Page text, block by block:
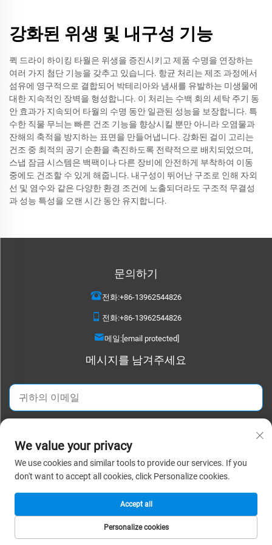
강화된 위생 및 내구성 기능
퀵 드라이 하이킹 타월은 위생을 증진시키고 제품 수명을 연장하는
여러 가지 첨단 기능을 갖추고 있습니다. 항균 처리는 제조 과정에서
섬유에 영구적으로 결합되어 박테리아와 냄새를 유발하는 미생물에
대한 지속적인 장벽을 형성합니다. 이 처리는 수백 회의 세탁 주기 동
안 효과가 지속되어 타월의 수명 동안 일관된 성능을 보장합니다. 특
수한 직물 무늬는 빠른 건조 기능을 향상시킬 뿐만 아니라 오염물과
잔해의 축적을 방지하는 표면을 만들어냅니다. 강화된 걸이 고리는
건조 중 최적의 공기 순환을 촉진하도록 전략적으로 배치되었으며,
스냅 잠금 시스템은 백팩이나 다른 장비에 안전하게 부착하여 이동
중에도 건조할 수 있게 해줍니다. 내구성이 뛰어난 구조로 인해 자외
선 및 염수와 같은 다양한 환경 조건에 노출되더라도 구조적 무결성
과 성능 특성을 오랜 시간 동안 유지합니다.
문의하기
전화:+86-13962544826
전화:+86-13962544826
메일:[email protected]
메시지를 남겨주세요
저작권 © 2025 수저우 디타오 텍스타일 주식회사. 모든 권리 보유. |
보호정책
We value your privacy
We use cookies and similar tools to provide our services. If you
don't want to accept all cookies, click Personalize cookies.
Personalize cookies
Accept all